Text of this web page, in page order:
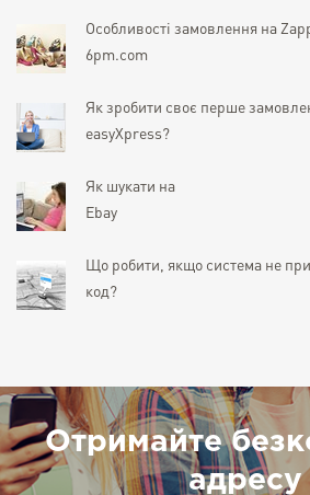
Особливості замовлення на
6pm.com
Як зробити своє перше
easyXpress?
Як шукати на
Ebay
Що робити, якщо система не
код?
Отримайте
адресу